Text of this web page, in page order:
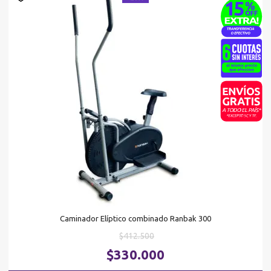
Caminador Elíptico combinado Ranbak 300
$412.500El
precio
original
$330.000